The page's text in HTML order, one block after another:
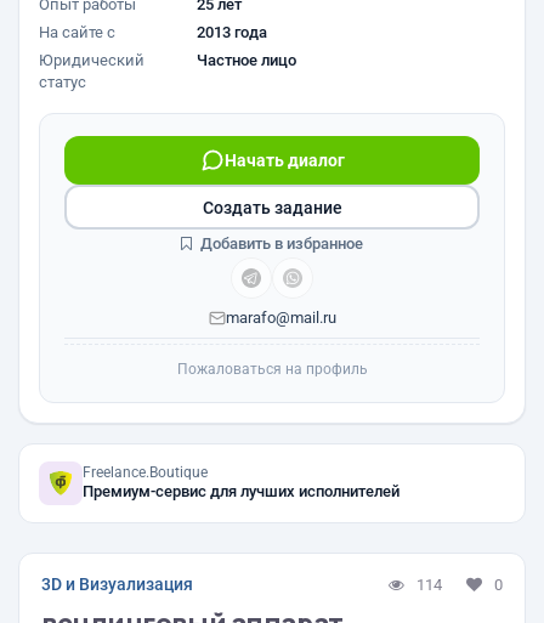
Опыт работы
25 лет
На сайте с
2013 года
Юридический
статус
Частное лицо
Начать диалог
marafo@mail.ru
Создать задание
Добавить в избранное
Пожаловаться на профиль
Freelance.Boutique
Премиум-сервис для лучших исполнителей
3D и Визуализация 114 0